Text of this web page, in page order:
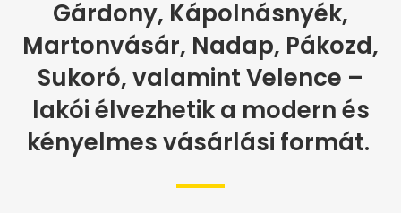
Gárdony, Kápolnásnyék,
Martonvásár, Nadap, Pákozd,
Sukoró, valamint Velence –
lakói élvezhetik a modern és
kényelmes vásárlási formát.